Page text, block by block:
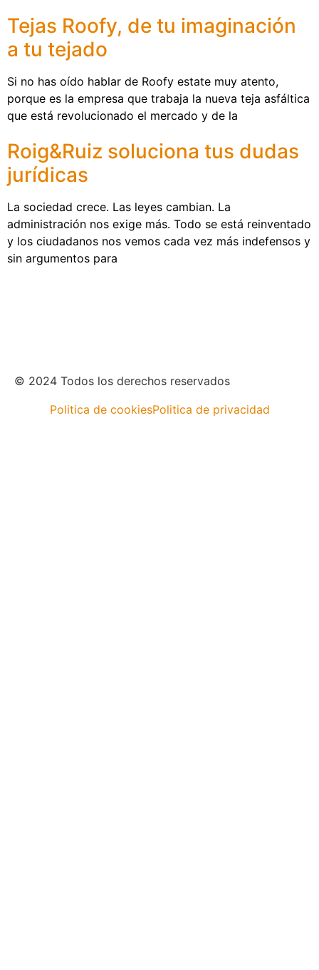
Tejas Roofy, de tu imaginación
a tu tejado
Si no has oído hablar de Roofy estate muy atento,
porque es la empresa que trabaja la nueva teja asfáltica
que está revolucionado el mercado y de la
Roig&Ruiz soluciona tus dudas
jurídicas
La sociedad crece. Las leyes cambian. La
administración nos exige más. Todo se está reinventado
y los ciudadanos nos vemos cada vez más indefensos y
sin argumentos para
© 2024 Todos los derechos reservados
Politica de cookiesPolitica de privacidad